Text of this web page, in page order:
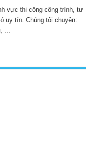
vực thi công công trình, tư
uy tín. Chúng tôi chuyên:
…